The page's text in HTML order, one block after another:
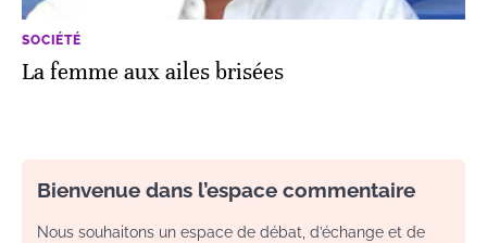
SOCIÉTÉ
La femme aux ailes brisées
Bienvenue dans l’espace commentaire
Nous souhaitons un espace de débat, d’échange et de